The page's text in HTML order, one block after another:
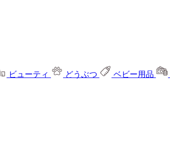
ビューティ どうぶつ ベビー用品